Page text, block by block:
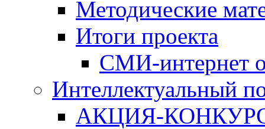
Методические
Итоги проекта
СМИ-интернет
Интеллектуальный
АКЦИЯ-